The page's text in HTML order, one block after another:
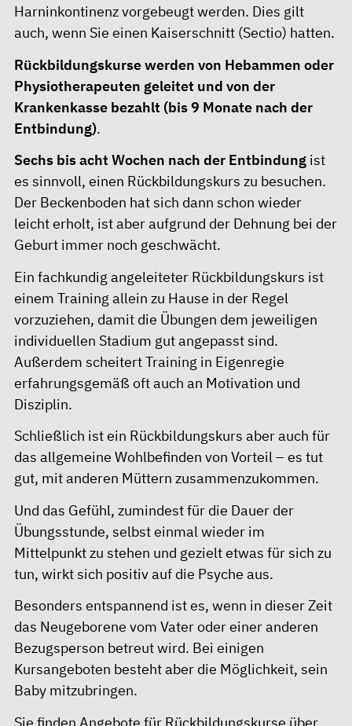
Harninkontinenz vorgebeugt werden. Dies gilt
auch, wenn Sie einen Kaiserschnitt (Sectio) hatten.
Rückbildungskurse werden von Hebammen oder
Physiotherapeuten geleitet und von der
Krankenkasse bezahlt (bis 9 Monate nach der
Entbindung).
Sechs bis acht Wochen nach der Entbindung ist
es sinnvoll, einen Rückbildungskurs zu besuchen.
Der Beckenboden hat sich dann schon wieder
leicht erholt, ist aber aufgrund der Dehnung bei der
Geburt immer noch geschwächt.
Ein fachkundig angeleiteter Rückbildungskurs ist
einem Training allein zu Hause in der Regel
vorzuziehen, damit die Übungen dem jeweiligen
individuellen Stadium gut angepasst sind.
Außerdem scheitert Training in Eigenregie
erfahrungsgemäß oft auch an Motivation und
Disziplin.
Schließlich ist ein Rückbildungskurs aber auch für
das allgemeine Wohlbefinden von Vorteil – es tut
gut, mit anderen Müttern zusammenzukommen.
Und das Gefühl, zumindest für die Dauer der
Übungsstunde, selbst einmal wieder im
Mittelpunkt zu stehen und gezielt etwas für sich zu
tun, wirkt sich positiv auf die Psyche aus.
Besonders entspannend ist es, wenn in dieser Zeit
das Neugeborene vom Vater oder einer anderen
Bezugsperson betreut wird. Bei einigen
Kursangeboten besteht aber die Möglichkeit, sein
Baby mitzubringen.
Sie finden Angebote für Rückbildungskurse über